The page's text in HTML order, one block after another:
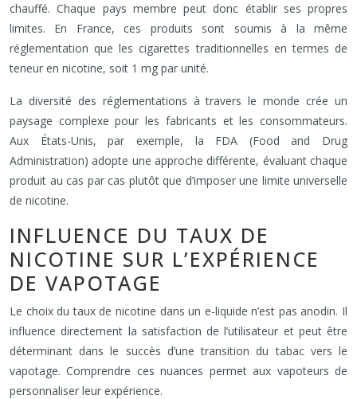
chauffé. Chaque pays membre peut donc établir ses propres
limites. En France, ces produits sont soumis à la même
réglementation que les cigarettes traditionnelles en termes de
teneur en nicotine, soit 1 mg par unité.
La diversité des réglementations à travers le monde crée un
paysage complexe pour les fabricants et les consommateurs.
Aux États-Unis, par exemple, la FDA (Food and Drug
Administration) adopte une approche différente, évaluant chaque
produit au cas par cas plutôt que d’imposer une limite universelle
de nicotine.
INFLUENCE DU TAUX DE
NICOTINE SUR L’EXPÉRIENCE
DE VAPOTAGE
Le choix du taux de nicotine dans un e-liquide n’est pas anodin. Il
influence directement la satisfaction de l’utilisateur et peut être
déterminant dans le succès d’une transition du tabac vers le
vapotage. Comprendre ces nuances permet aux vapoteurs de
personnaliser leur expérience.